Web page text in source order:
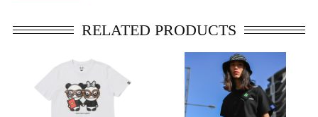
RELATED PRODUCTS